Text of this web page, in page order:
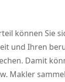
können Sie
und Ihren
Damit
Makler